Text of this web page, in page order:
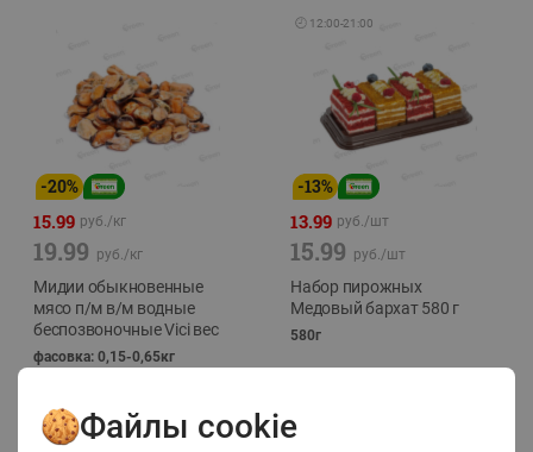
-20%
15.99 руб./кг
19.99 руб./кг
Мидии обыкновенные
мясо п/м в/м водные
беспозвоночные Vici вес
фасовка: 0,15-0,65кг
🕘 12:00-21:00
-13%
13.99 руб./шт
15.99 руб./шт
Набор пирожных
Медовый бархат 580 г
580г
Файлы cookie